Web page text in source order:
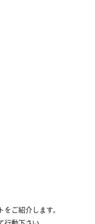
ご紹介します。